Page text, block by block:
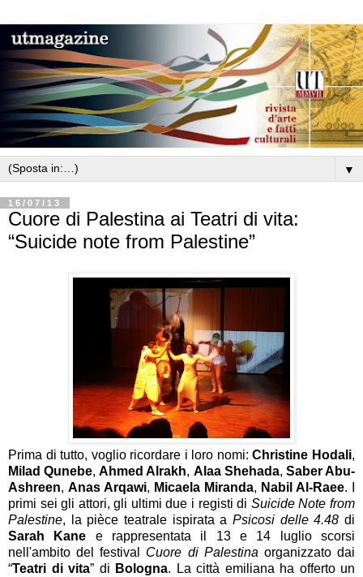
▼
16/07/13
Cuore di Palestina ai Teatri di vita:
“Suicide note from Palestine”
Prima di tutto, voglio ricordare i loro nomi:Christine Hodali,
Milad Qunebe,Ahmed Alrakh, Alaa Shehada, Saber Abu-
Ashreen, Anas Arqawi, Micaela Miranda, Nabil Al-Raee. I
primi sei gli attori, gli ultimi due i registi di Suicide Note from
Palestine, la pièce teatrale ispirata a Psicosi delle 4.48 di
Sarah Kane e rappresentata il 13 e 14 luglio scorsi
nell'ambito del festival Cuore di Palestina organizzato dai
“Teatri di vita” di Bologna. La città emiliana ha offerto un